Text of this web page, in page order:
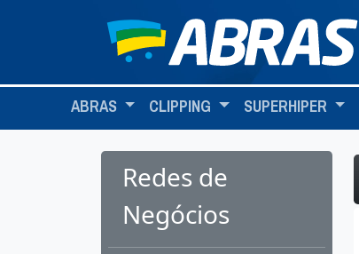
ABRAS CLIPPING SUPERHIPER
Redes de
Negócios